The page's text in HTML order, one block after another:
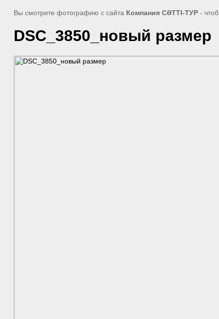
Вы смотрите фотографию с сайта Компания СӘТТІ-ТУР -
DSC_3850_новый размер